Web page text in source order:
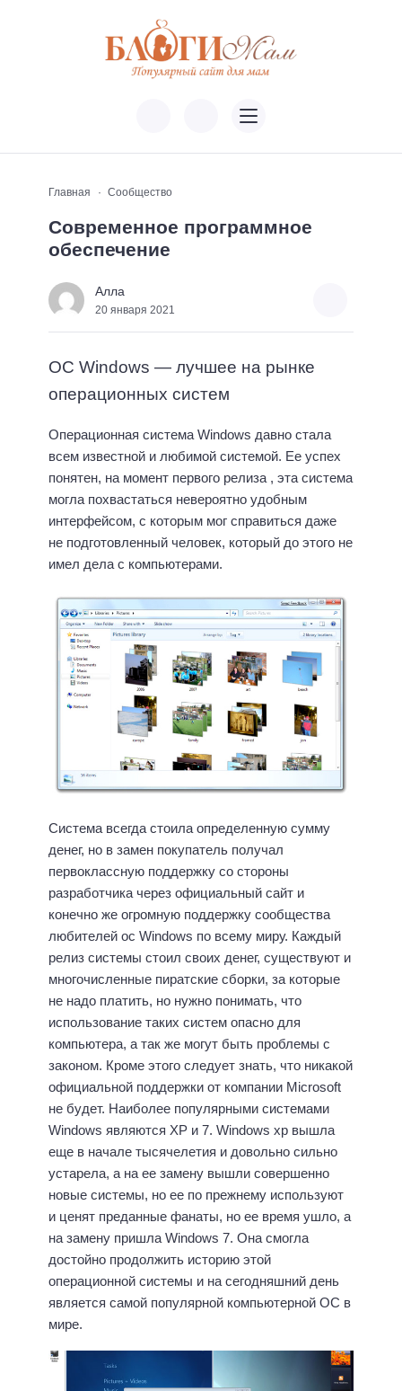
Главная Сообщество
Современное программное
обеспечение
Алла
20 января 2021
ОC Windows — лучшее на рынке
операционных систем
Операционная система Windows давно стала
всем известной и любимой системой. Ее успех
понятен, на момент первого релиза , эта система
могла похвастаться невероятно удобным
интерфейсом, с которым мог справиться даже
не подготовленный человек, который до этого не
имел дела с компьютерами.
Система всегда стоила определенную сумму
денег, но в замен покупатель получал
первоклассную поддержку со стороны
разработчика через официальный сайт и
конечно же огромную поддержку сообщества
любителей ос Windows по всему миру. Каждый
релиз системы стоил своих денег, существуют и
многочисленные пиратские сборки, за которые
не надо платить, но нужно понимать, что
использование таких систем опасно для
компьютера, а так же могут быть проблемы с
законом. Кроме этого следует знать, что никакой
официальной поддержки от компании Microsoft
не будет. Наиболее популярными системами
Windows являются XP и 7. Windows xp вышла
еще в начале тысячелетия и довольно сильно
устарела, а на ее замену вышли совершенно
новые системы, но ее по прежнему используют
и ценят преданные фанаты, но ее время ушло, а
на замену пришла Windows 7. Она смогла
достойно продолжить историю этой
операционной системы и на сегодняшний день
является самой популярной компьютерной ОС в
мире.